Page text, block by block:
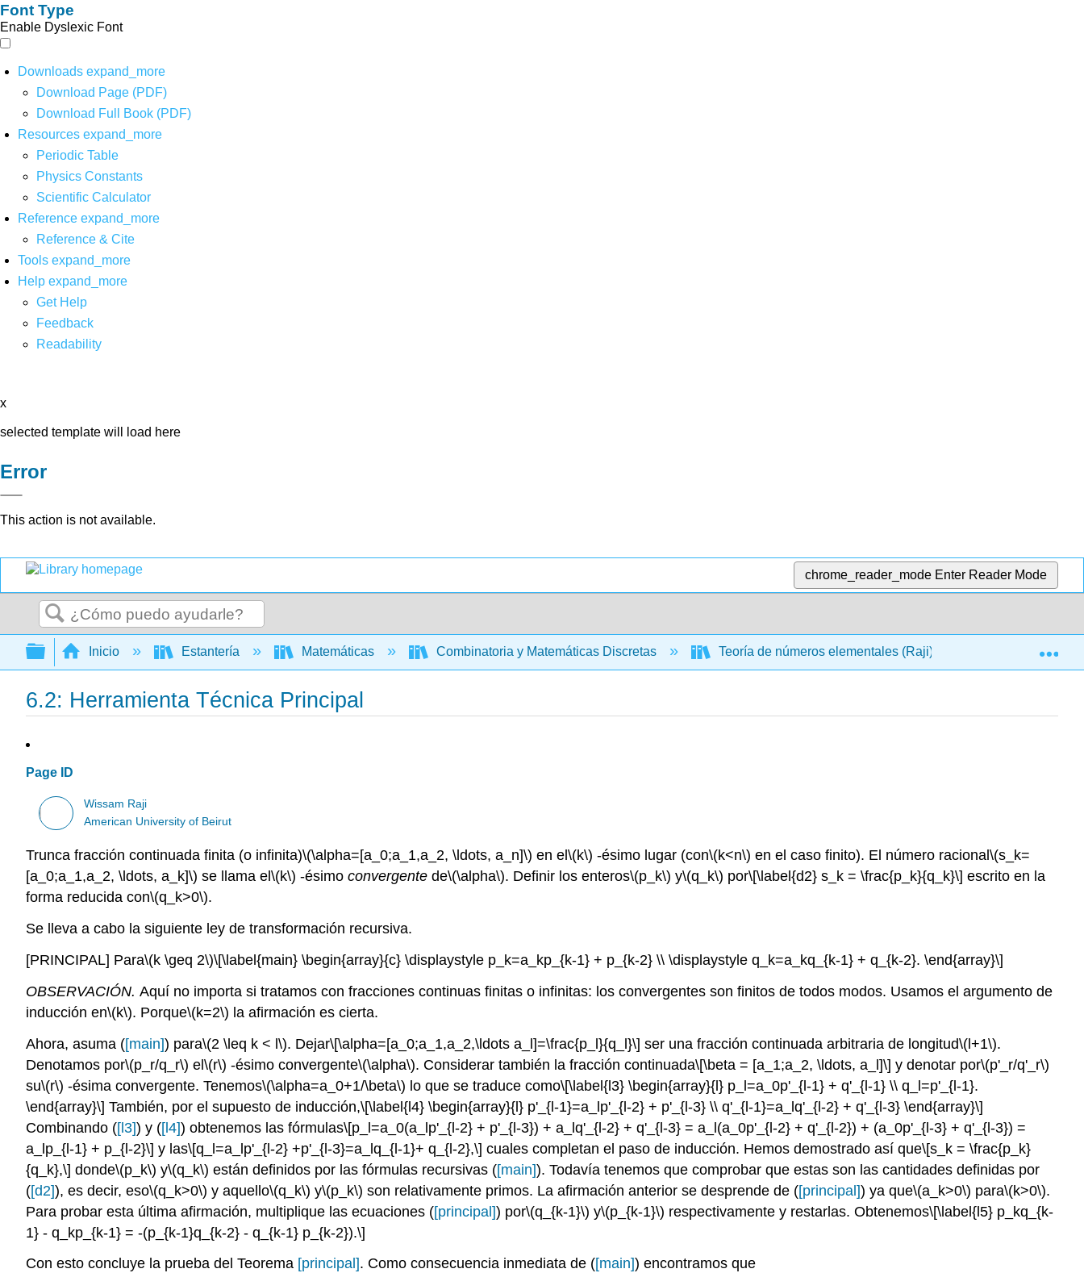
Font Type
Enable Dyslexic Font
Downloads expand_more
Download Page (PDF)
Download Full Book (PDF)
Resources expand_more
Periodic Table
Physics Constants
Scientific Calculator
Reference expand_more
Reference & Cite
Tools expand_more
Help expand_more
Get Help
Feedback
Readability
x
selected template will load here
Error
This action is not available.
chrome_reader_mode Enter Reader Mode
Buscar
Expandir/contraer jerarquía global
Inicio Estantería Matemáticas Combinatoria y Matemáticas Discretas Teoría de números elementales (Raji) 6:
6.2: Herramienta Técnica Principal
Page ID
Wissam Raji
American University of Beirut
Trunca fracción continuada finita (o infinita)\(\alpha=[a_0;a_1,a_2, \ldots, a_n]\) en el \(k\) -ésimo lugar (con\(k<n\) en el caso finito). El número racional \(s_k=
[a_0;a_1,a_2, \ldots, a_k]\) se llama el \(k\) -ésimo convergente de\(\alpha\). Definir los enteros\(p_k\) y\(q_k\) por\[\label{d2} s_k = \frac{p_k}{q_k}\] escrito en la
forma reducida con\(q_k>0\).
Se lleva a cabo la siguiente ley de transformación recursiva.
[PRINCIPAL] Para\(k \geq 2\)\[\label{main} \begin{array}{c} \displaystyle p_k=a_kp_{k-1} + p_{k-2} \\ \displaystyle q_k=a_kq_{k-1} + q_{k-2}. \end{array}\]
OBSERVACIÓN. Aquí no importa si tratamos con fracciones continuas finitas o infinitas: los convergentes son finitos de todos modos. Usamos el argumento de
inducción en\(k\). Porque\(k=2\) la afirmación es cierta.
Ahora, asuma ([main]) para\(2 \leq k < l\). Dejar\[\alpha=[a_0;a_1,a_2,\ldots a_l]=\frac{p_l}{q_l}\] ser una fracción continuada arbitraria de longitud\(l+1\).
Denotamos por\(p_r/q_r\) el\(r\) -ésimo convergente\(\alpha\). Considerar también la fracción continuada\[\beta = [a_1;a_2, \ldots, a_l]\] y denotar por\(p'_r/q'_r\)
su\(r\) -ésima convergente. Tenemos\(\alpha=a_0+1/\beta\) lo que se traduce como\[\label{l3} \begin{array}{l} p_l=a_0p'_{l-1} + q'_{l-1} \\ q_l=p'_{l-1}.
\end{array}\] También, por el supuesto de inducción,\[\label{l4} \begin{array}{l} p'_{l-1}=a_lp'_{l-2} + p'_{l-3} \\ q'_{l-1}=a_lq'_{l-2} + q'_{l-3} \end{array}\]
Combinando ([l3]) y ([l4]) obtenemos las fórmulas\[p_l=a_0(a_lp'_{l-2} + p'_{l-3}) + a_lq'_{l-2} + q'_{l-3} = a_l(a_0p'_{l-2} + q'_{l-2}) + (a_0p'_{l-3} + q'_{l-3}) =
a_lp_{l-1} + p_{l-2}\] y las\[q_l=a_lp'_{l-2} +p'_{l-3}=a_lq_{l-1}+ q_{l-2},\] cuales completan el paso de inducción. Hemos demostrado así que\[s_k = \frac{p_k}
{q_k},\] donde\(p_k\) y\(q_k\) están definidos por las fórmulas recursivas ([main]). Todavía tenemos que comprobar que estas son las cantidades definidas por
([d2]), es decir, eso\(q_k>0\) y aquello\(q_k\) y\(p_k\) son relativamente primos. La afirmación anterior se desprende de ([principal]) ya que\(a_k>0\) para\(k>0\).
Para probar esta última afirmación, multiplique las ecuaciones ([principal]) por\(q_{k-1}\) y\(p_{k-1}\) respectivamente y restarlas. Obtenemos\[\label{l5} p_kq_{k-
1} - q_kp_{k-1} = -(p_{k-1}q_{k-2} - q_{k-1} p_{k-2}).\]
Con esto concluye la prueba del Teorema [principal]. Como consecuencia inmediata de ([main]) encontramos que